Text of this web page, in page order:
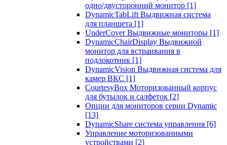
одно/двусторонний монитор [1]
DynamicTabLift Выдвижная система
для планшета [1]
UnderCover Выдвижные мониторы [1]
DynamicChairDisplay Выдвижной
монитор для встраивания в
подлокотник [1]
DynamicVision Выдвижная система для
камер ВКС [1]
CourtesyBox Моторизованный корпус
для бутылок и салфеток [2]
Опции для мониторов серии Dynamic
[13]
DynamicShare система управления [6]
Управление моторизованными
устройствами [2]